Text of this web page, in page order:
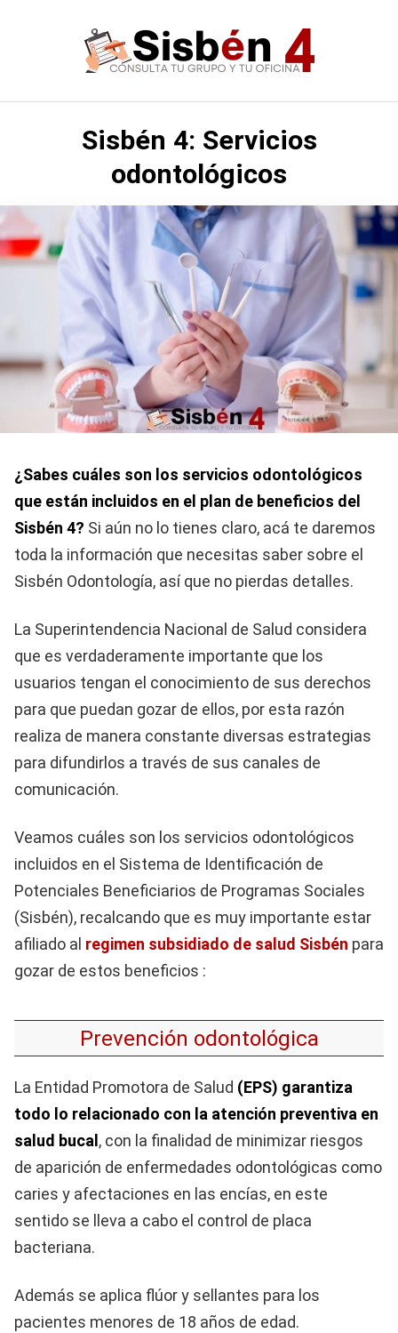
​​Sisbén 4: Servicios
odontológicos
¿Sabes cuáles son los servicios odontológicos
que están incluidos en el plan de beneficios del
Sisbén 4? Si aún no lo tienes claro, acá te daremos
toda la información que necesitas saber sobre el
Sisbén Odontología, así que no pierdas detalles.
La Superintendencia Nacional de Salud considera
que es verdaderamente importante que los
usuarios tengan el conocimiento de sus derechos
para que puedan gozar de ellos, por esta razón
realiza de manera constante diversas estrategias
para difundirlos a través de sus canales de
comunicación.
Veamos cuáles son los servicios odontológicos
incluidos en el Sistema de Identificación de
Potenciales Beneficiarios de Programas Sociales
(Sisbén), recalcando que es muy importante estar
afiliado al regimen subsidiado de salud Sisbén para
gozar de estos beneficios :
Prevención odontológica
La Entidad Promotora de Salud (EPS) garantiza
todo lo relacionado con la atención preventiva en
salud bucal , con la finalidad de minimizar riesgos
de aparición de enfermedades odontológicas como
caries y afectaciones en las encías, en este
sentido se lleva a cabo el control de placa
bacteriana.
Además se aplica flúor y sellantes para los
pacientes menores de 18 años de edad.